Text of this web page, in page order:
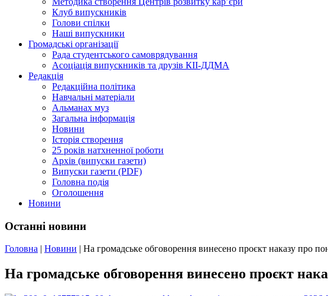
Клуб випускників
Голови спілки
Наші випускники
Громадські організації
Рада студентського самоврядування
Асоціація випускників та друзів КІІ-ДДМА
Редакція
Редакційна політика
Навчальні матеріали
Альманах муз
Загальна інформація
Новини
Історія створення
25 років натхненної роботи
Архів (випуски газети)
Випуски газети (PDF)
Головна подія
Оголошення
Новини
Останні новини
Головна | Новини | На громадське обговорення винесено проєкт наказу про
На громадське обговорення винесено проєкт